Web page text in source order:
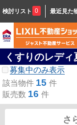
検討リスト 0 最近見た
くすりのレデ
募集中のみ表示
該当物件 15 件
販売数 16 件
さ